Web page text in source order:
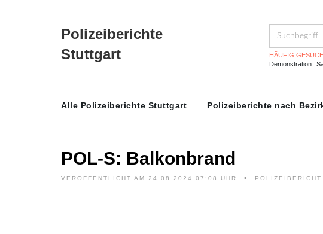
Polizeiberichte
Stuttgart
HÄUFIG
Demonstration
Alle Polizeiberichte Stuttgart Polizeiberichte nach
POL-S: Balkonbrand
VERÖFFENTLICHT AM 24.08.2024 07:08 UHR POLIZEIBERICHT